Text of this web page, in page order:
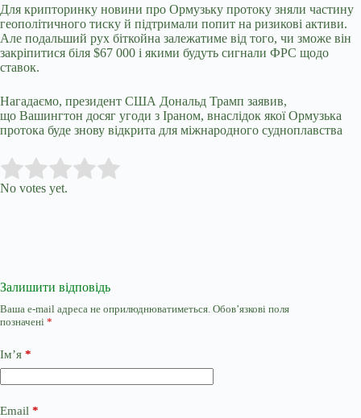
Для крипторинку новини про Ормузьку протоку зняли частину
геополітичного тиску й підтримали попит на ризикові активи.
Але подальший рух біткойна залежатиме від того, чи зможе він
закріпитися біля $67 000 і якими будуть сигнали ФРС щодо
ставок.
Нагадаємо, президент США Дональд Трамп заявив,
що Вашингтон досяг угоди з Іраном, внаслідок якої Ормузька
протока буде знову відкрита для міжнародного судноплавства
Rate this item:
No votes yet.
Залишити відповідь
Ваша e-mail адреса не оприлюднюватиметься. Обов’язкові поля
позначені *
Ім’я *
Email *